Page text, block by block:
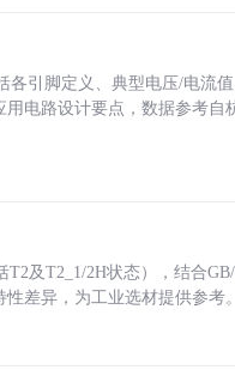
各引脚定义、典型电压/电流
电路设计要点，数据参考自
及T2_1/2H状态），结合
差异，为工业选材提供参考。